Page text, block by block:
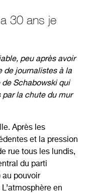
30 ans je
peu après avoir
de journalistes à la
Schabowski qui
la chute du mur
Après les
et la pression
rue tous les lundis,
du parti
au pouvoir
en